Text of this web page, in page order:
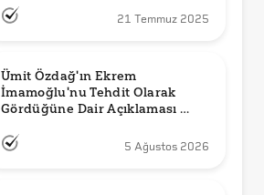
21 Temmuz 2025
Ümit Özdağ'ın Ekrem
İmamoğlu'nu Tehdit Olarak
Gördüğüne Dair Açıklaması
5 Ağustos 2026